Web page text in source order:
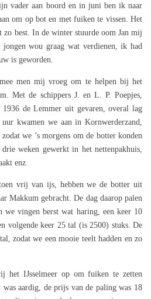
vader aan boord en in juni ben ik naar
om op bot en met fuiken te vissen. Het
zo best. In de winter stuurde oom Jan mij
wou graag wat verdienen, ik had
is geworden.
men mij vroeg om te helpen bij het
Met de schippers J. en L. P. Poepjes,
de Lemmer uit gevaren, overal lag
kwamen we aan in Kornwerderzand,
we ’s morgens om de botter konden
weken gewerkt in het nettenpakhuis,
enz.
vrij van ijs, hebben we de botter uit
Makkum gebracht. De dag daarop palen
we vingen berst wat haring, een keer 10
volgende keer 25 tal (is 2500) stuks. De
zodat we een mooie teelt hadden en zo
het IJsselmeer op om fuiken te zetten
aardig, de prijs van de paling was 18